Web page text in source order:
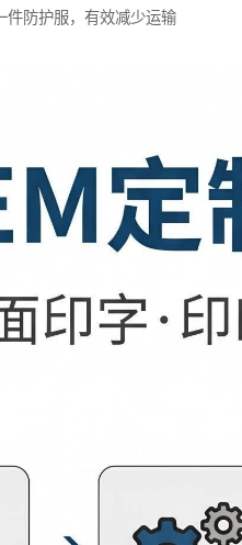
件防护服，有效减少运输